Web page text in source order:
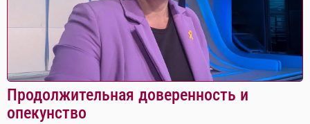
Продолжительная доверенность и
опекунство